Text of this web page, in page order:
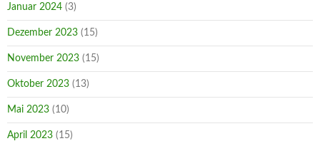
Januar 2024 (3)
Dezember 2023 (15)
November 2023 (15)
Oktober 2023 (13)
Mai 2023 (10)
April 2023 (15)